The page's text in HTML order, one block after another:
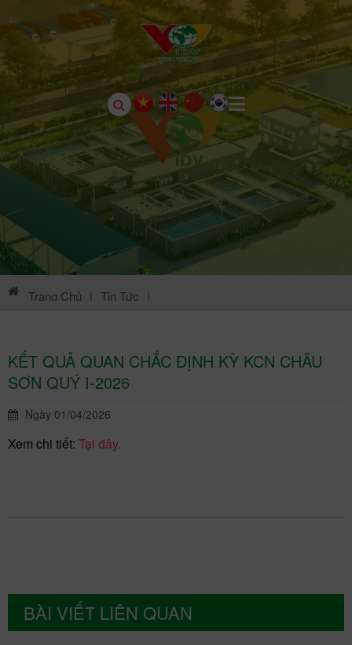
Trang Chủ | Tin Tức |
KẾT QUẢ QUAN CHẮC ĐỊNH KỲ KCN CHÂU
SƠN QUÝ I-2026
Ngày 01/04/2026
Xem chi tiết: Tại đây.
BÀI VIẾT LIÊN QUAN